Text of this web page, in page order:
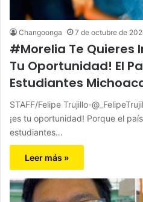
Changoonga 7 de octubre de
#Morelia Te Quieres
Tu Oportunidad! El
Estudiantes
STAFF/Felipe Trujillo-
¡es tu oportunidad! Porque el
estudiantes…
Leer más »